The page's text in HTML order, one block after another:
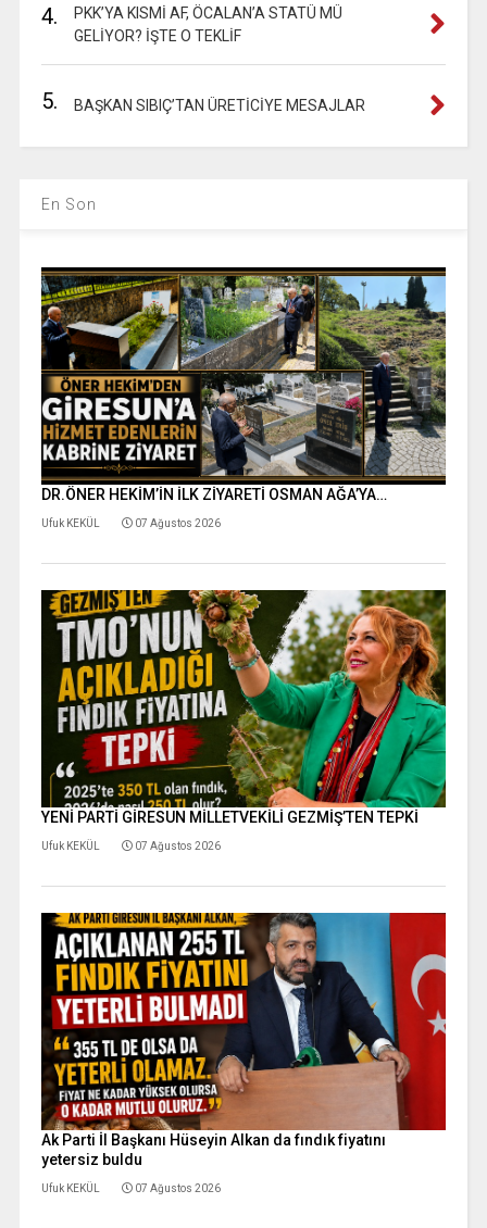
4.
PKK’YA KISMİ AF, ÖCALAN’A STATÜ MÜ
GELİYOR? İŞTE O TEKLİF
5. BAŞKAN SIBIÇ’TAN ÜRETİCİYE MESAJLAR
En Son
DR.ÖNER HEKİM’İN İLK ZİYARETİ OSMAN AĞA’YA…
Ufuk KEKÜL 07 Ağustos 2026
YENİ PARTİ GİRESUN MİLLETVEKİLİ GEZMİŞ’TEN TEPKİ
Ufuk KEKÜL 07 Ağustos 2026
Ak Parti İl Başkanı Hüseyin Alkan da fındık fiyatını
yetersiz buldu
Ufuk KEKÜL 07 Ağustos 2026